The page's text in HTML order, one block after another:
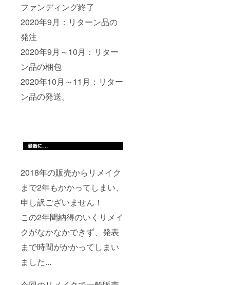
ファンディング終了
2020年9月：リターン品の
発注
2020年9月～10月：リター
ン品の梱包
2020年10月～11月：リター
ン品の発送。
2018年の販売からリメイク
まで2年もかかってしまい、
申し訳ございません！
この2年間納得のいくリメイ
クがなかなかできず、発表
まで時間がかかってしまい
ました...